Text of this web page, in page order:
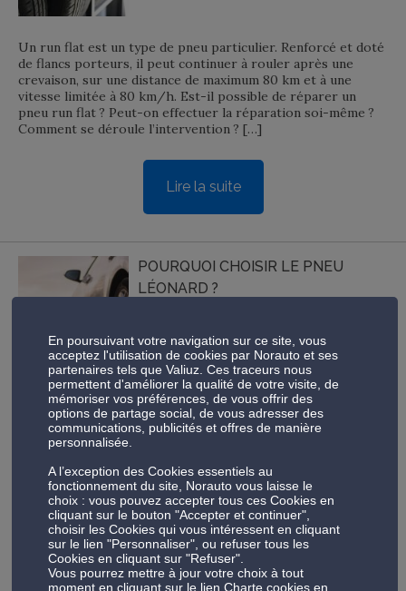
Un run flat est un type de pneu particulier. Renforcé et doté
de flancs porteurs, il peut continuer à rouler après une
crevaison, sur une distance de maximum 80 km et à une
vitesse limitée à 80 km/h. Est-il possible de réparer un
pneu run flat ? Peut-on effectuer la réparation soi-même ?
Comment se déroule l’intervention ? […]
Lire la suite
POURQUOI CHOISIR LE PNEU
LÉONARD ?
À l’heure où l’on s’interroge sur l’impact de ses achats, le
pneu Léonard se propose de répondre à quelques enjeux
majeurs actuels. C’est un produit à la fois issu de l’économie
circulaire et conçu en France. Chez Norauto, nous sommes
les premiers à distribuer ce pneu fabriqué par Black Star.
Chacun sa route vous invite […]
Lire la suite
En poursuivant votre navigation sur ce site, vous
acceptez l'utilisation de cookies par Norauto et ses
partenaires tels que Valiuz. Ces traceurs nous
permettent d'améliorer la qualité de votre visite, de
mémoriser vos préférences, de vous offrir des
options de partage social, de vous adresser des
communications, publicités et offres de manière
personnalisée.
A l’exception des Cookies essentiels au
fonctionnement du site, Norauto vous laisse le
choix : vous pouvez accepter tous ces Cookies en
cliquant sur le bouton "Accepter et continuer",
choisir les Cookies qui vous intéressent en cliquant
sur le lien "Personnaliser", ou refuser tous les
Cookies en cliquant sur "Refuser".
Vous pourrez mettre à jour votre choix à tout
moment en cliquant sur le lien Charte cookies en